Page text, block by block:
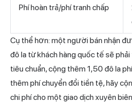
Phí hoàn trả/phí tranh chấp
Cụ thể hơn: một người bán nhận
đô la từ khách hàng quốc tế sẽ
tiêu chuẩn, cộng thêm 1,50 đô la
thêm phí chuyển đổi tiền tệ, hãy
chi phí cho một giao dịch xuyên